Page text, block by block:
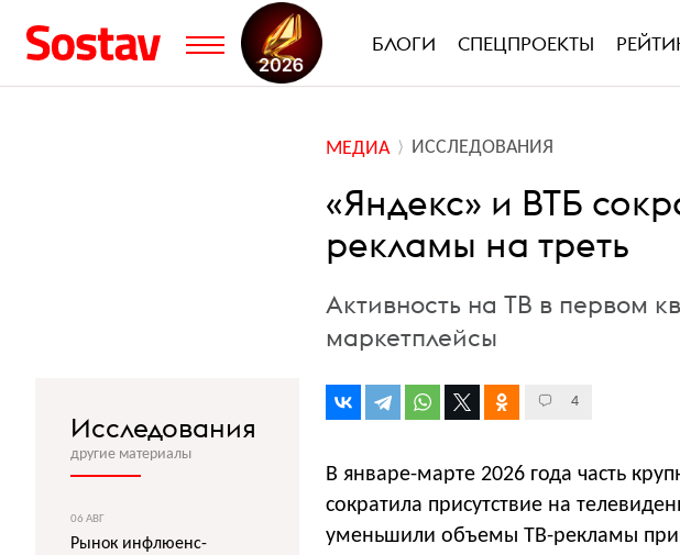
БЛОГИ СПЕЦПРОЕКТЫ
МЕДИА ИССЛЕДОВАНИЯ
«Яндекс» и ВТБ
рекламы на треть
Активность на ТВ в первом
маркетплейсы
4
В январе-марте 2026 года часть
сократила присутствие на
уменьшили объемы ТВ-рекламы
Исследования
другие материалы
06 АВГ
Рынок инфлюенс-